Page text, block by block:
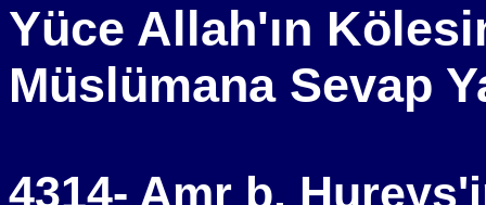
Yüce Allah'ın
Müslümana Sevap
4314- Amr b.